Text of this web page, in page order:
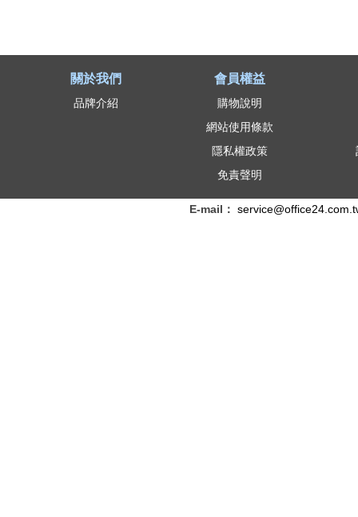
關於我們
品牌介紹
會員權益
購物說明
網站使用條款
隱私權政策
免責聲明
E-mail：